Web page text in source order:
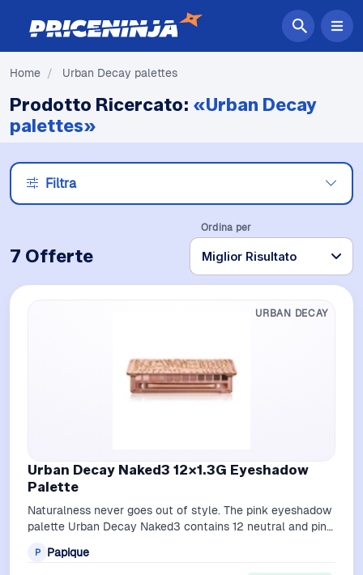
Home / Urban Decay palettes
Prodotto Ricercato: «Urban Decay
palettes»
Filtra
7 Offerte
Ordina per
URBAN DECAY
Urban Decay Naked3 12X1.3G Eyeshadow
Palette
Naturalness never goes out of style. The pink eyeshadow
palette Urban Decay Naked3 contains 12 neutral and pink
P Papique